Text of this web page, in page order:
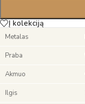
Į kolekciją
Metalas
Praba
Akmuo
Ilgis